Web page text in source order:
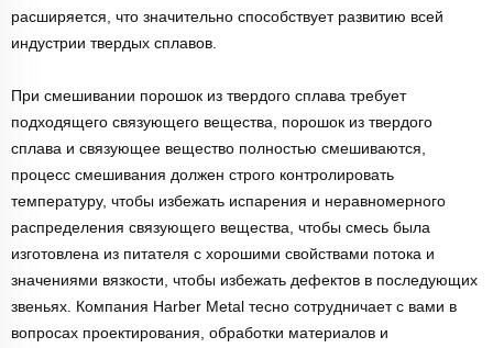
расширяется, что значительно способствует развитию всей
индустрии твердых сплавов.
При смешивании порошок из твердого сплава требует
подходящего связующего вещества, порошок из твердого
сплава и связующее вещество полностью смешиваются,
процесс смешивания должен строго контролировать
температуру, чтобы избежать испарения и неравномерного
распределения связующего вещества, чтобы смесь была
изготовлена из питателя с хорошими свойствами потока и
значениями вязкости, чтобы избежать дефектов в последующих
звеньях. Компания Harber Metal тесно сотрудничает с вами в
вопросах проектирования, обработки материалов и